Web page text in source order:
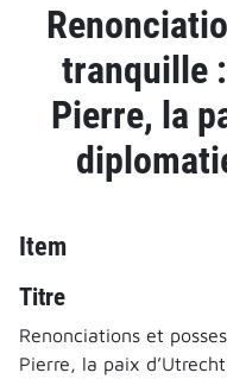
tranquille
Pierre, la
Item
Titre
Renonciations et
Pierre, la paix